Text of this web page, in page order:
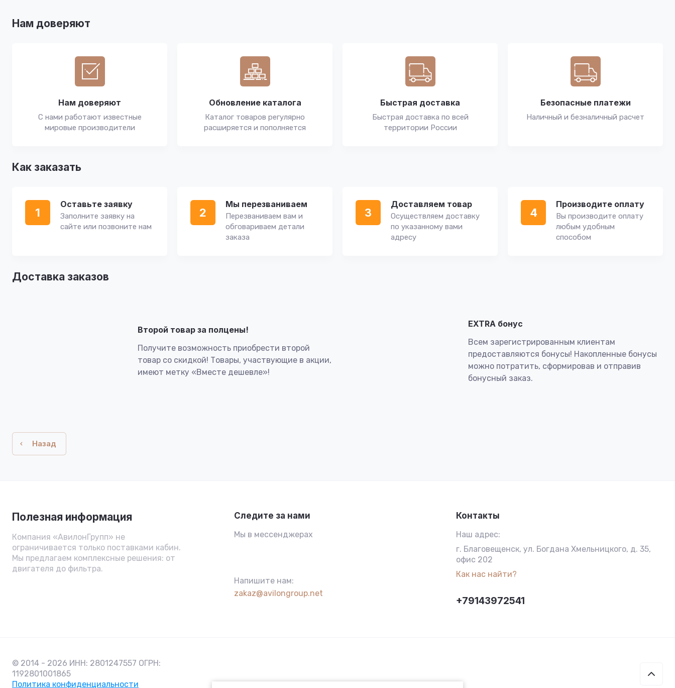
Нам доверяют
Нам доверяют
С нами работают известные
мировые производители
Обновление каталога
Каталог товаров регулярно
расширяется и пополняется
Быстрая доставка
Быстрая доставка по всей
территории России
Безопасные платежи
Наличный и безналичный расчет
Как заказать
1
Оставьте заявку
Заполните заявку на
сайте или позвоните нам
2
Мы перезваниваем
Перезваниваем вам и
обговариваем детали
заказа
3
Доставляем товар
Осуществляем доставку
по указанному вами
адресу
4
Производите оплату
Вы производите оплату
любым удобным
способом
Доставка заказов
Второй товар за полцены!
Получите возможность приобрести второй
товар со скидкой! Товары, участвующие в акции,
имеют метку «Вместе дешевле»!
EXTRA бонус
Всем зарегистрированным клиентам
предоставляются бонусы! Накопленные бонусы
можно потратить, сформировав и отправив
бонусный заказ.
Назад
Полезная информация
Компания «АвилонГрупп» не
ограничивается только поставками кабин.
Мы предлагаем комплексные решения: от
двигателя до фильтра.
Следите за нами
Мы в мессенджерах
Напишите нам:
zakaz@avilongroup.net
Контакты
Наш адрес:
г. Благовещенск, ул. Богдана Хмельницкого, д. 35,
офис 202
Как нас найти?
+79143972541
© 2014 - 2026 ИНН: 2801247557 ОГРН:
1192801001865
Политика конфиденциальности